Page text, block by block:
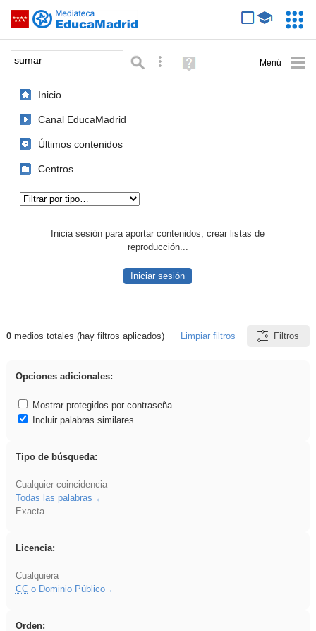
Saltar navegación
Palabra o frase: Búsqueda avanzada
Ayuda
(en
Inicio
Canal EducaMadrid
Últimos contenidos
Centros
Inicia sesión para aportar contenidos, crear listas de
reproducción...
Iniciar sesión
Resultados de: sumar
0medios totales (hay filtros aplicados) Limpiar filtros Filtros
Opciones adicionales:
Mostrar protegidos por contraseña
Incluir palabras similares
Tipo de búsqueda:
Cualquier coincidencia
Todas las palabras
Exacta
Licencia:
Cualquiera
CCo Dominio Público
Orden: